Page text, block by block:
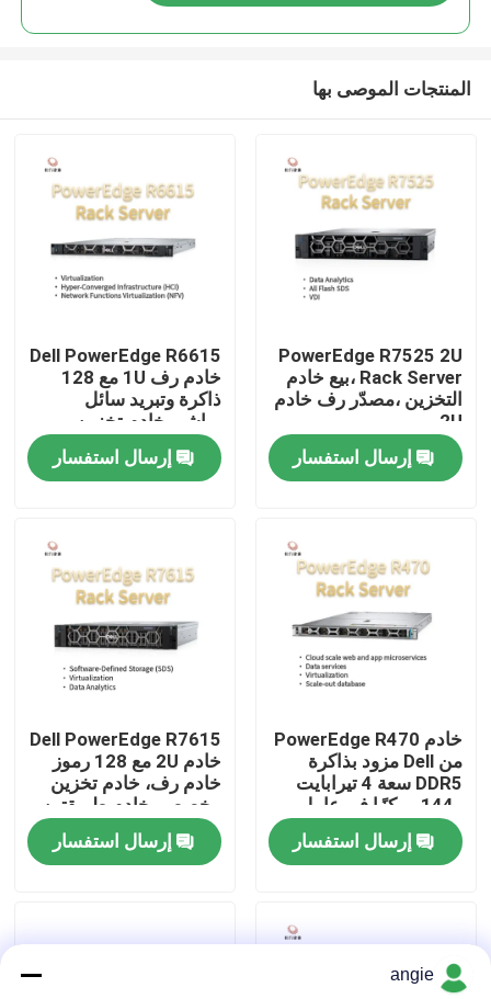
المنزل
المنتجات
جولة في المصنع
مراقبة الجودة
أخبار
حالات
خادم تخزين الرف
المنتجات الموصى بها
PowerEdge R7525 2U
Rack Server ،بيع خادم
التخزين ،مصدّر رف خادم
2U
إرسال استفسار
Dell PowerEdge R6615
خادم رف 1U مع 128
ذاكرة وتبريد سائل
مباشر، خادم تخزين
مخصص، خادم 2 طريق
إرسال استفسار
خادم PowerEdge R470
من Dell مزود بذاكرة
DDR5 سعة 4 تيرابايت
و144 مركزًا في عامل
شكل حامل 1U
إرسال استفسار
Dell PowerEdge R7615
خادم 2U مع 128 رموز
خادم رف، خادم تخزين
مخصص، خادم طريقتين
إرسال استفسار
angie